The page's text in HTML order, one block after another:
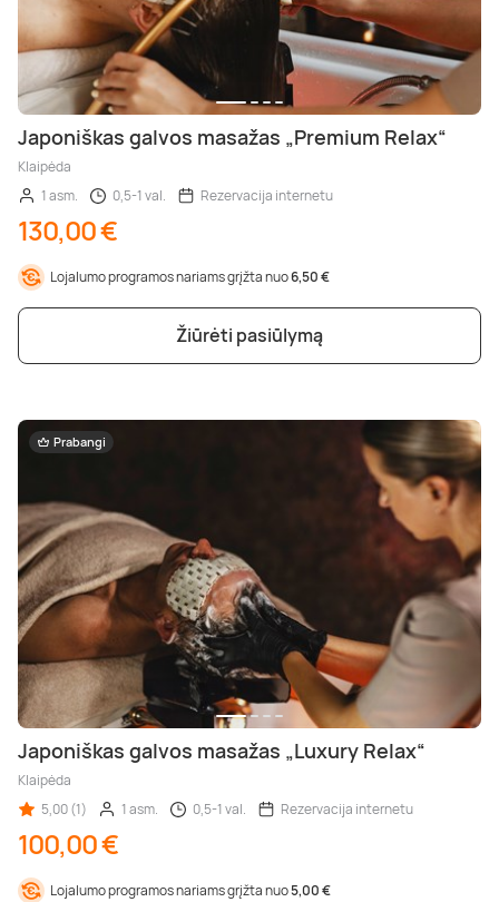
Japoniškas galvos masažas „Premium Relax“
Klaipėda
1 asm.
0,5-1 val. Rezervacija internetu
130,00 €
Lojalumo programos nariams grįžta nuo6,50 €
Žiūrėti pasiūlymą
Prabangi
Japoniškas galvos masažas „Luxury Relax“
Klaipėda
5,00 (1)
1 asm. 0,5-1 val. Rezervacija internetu
100,00 €
Lojalumo programos nariams grįžta nuo5,00 €